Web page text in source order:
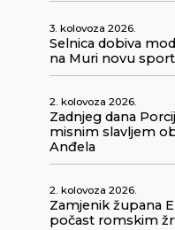
3. kolovoza 2026.
Selnica dobiva
na Muri novu
2. kolovoza 2026.
Zadnjeg dana
misnim slavljem
Anđela
2. kolovoza 2026.
Zamjenik župana
počast romskim